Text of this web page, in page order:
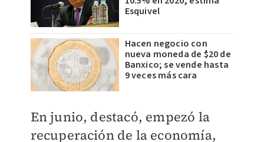
Esquivel
Hacen negocio con
nueva moneda de $20 de
Banxico; se vende hasta
9 veces más cara
En junio, destacó, empezó la
recuperación de la economía,